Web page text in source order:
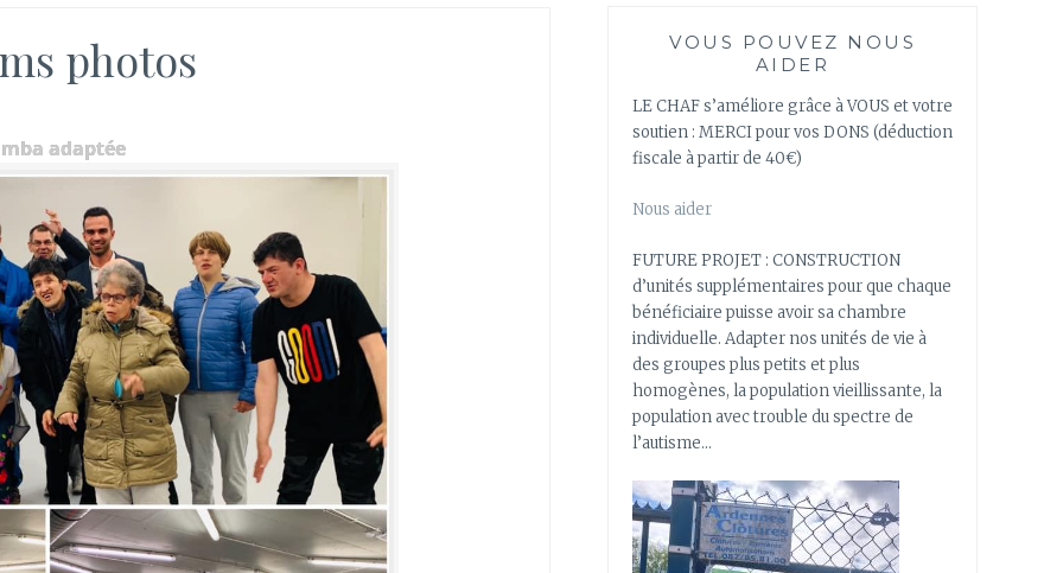
photos
adaptée
VOUS POUVEZ NOUS
AIDER
LE CHAF s’améliore grâce à VOUS et votre
soutien : MERCI pour vos DONS (déduction
fiscale à partir de 40€)
Nous aider
FUTURE PROJET : CONSTRUCTION
d’unités supplémentaires pour que chaque
bénéficiaire puisse avoir sa chambre
individuelle. Adapter nos unités de vie à
des groupes plus petits et plus
homogènes, la population vieillissante, la
population avec trouble du spectre de
l’autisme…